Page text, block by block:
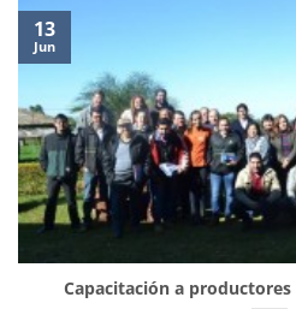
Capacitación a
13
Jun